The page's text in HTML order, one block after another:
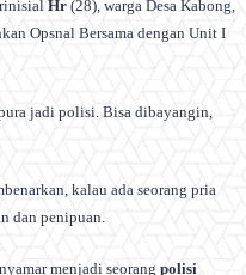
Hr (28), warga Desa Kabong,
Opsnal Bersama dengan Unit I
jadi polisi. Bisa dibayangin,
kalau ada seorang pria
dan penipuan.
menjadi seorang polisi